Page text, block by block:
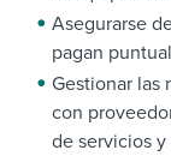
Asegurarse
pagan
Gestionar las
con
de servicios